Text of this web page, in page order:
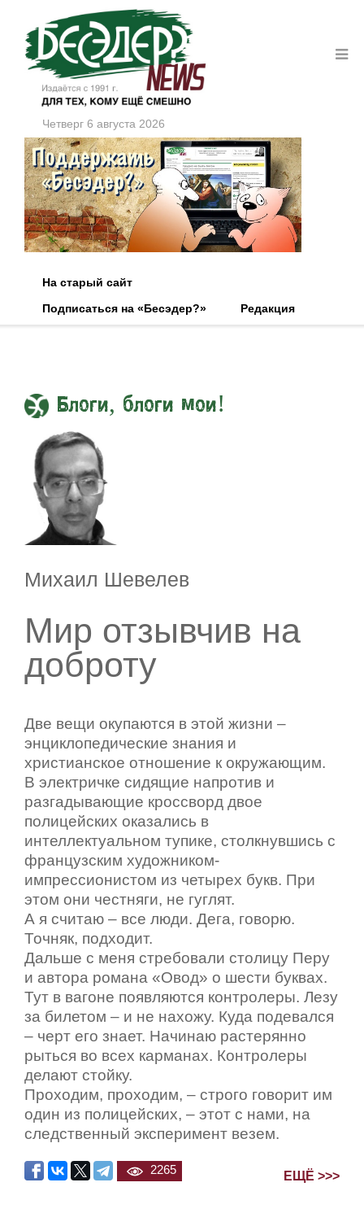
Четверг 6 августа 2026
На старый сайт
Подписаться на «Бесэдер?»
Редакция
Блоги, блоги мои!
Михаил Шевелев
Мир отзывчив на
доброту
Две вещи окупаются в этой жизни –
энциклопедические знания и
христианское отношение к окружающим.
В электричке сидящие напротив и
разгадывающие кроссворд двое
полицейских оказались в
интеллектуальном тупике, столкнувшись с
французским художником-
импрессионистом из четырех букв. При
этом они честняги, не гуглят.
А я считаю – все люди. Дега, говорю.
Точняк, подходит.
Дальше с меня стребовали столицу Перу
и автора романа «Овод» о шести буквах.
Тут в вагоне появляются контролеры. Лезу
за билетом – и не нахожу. Куда подевался
– черт его знает. Начинаю растерянно
рыться во всех карманах. Контролеры
делают стойку.
Проходим, проходим, – строго говорит им
один из полицейских, – этот с нами, на
следственный эксперимент везем.
2265 ЕЩЁ >>>